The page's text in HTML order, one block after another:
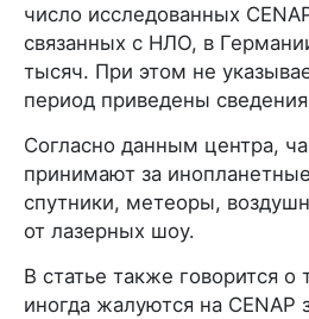
число исследованных
связанных с НЛО, в
тысяч. При этом не
период приведены
Согласно данным центра,
принимают за
спутники, метеоры,
от лазерных шоу.
В статье также говорится
иногда жалуются на CENAP